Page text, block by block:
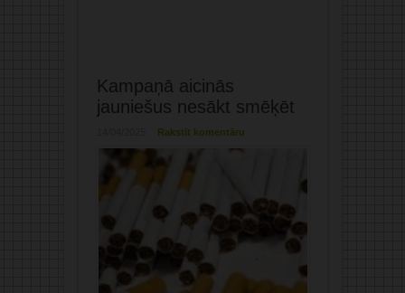
Kampaņā aicinās
jauniešus nesākt smēķēt
Rakstīt komentāru